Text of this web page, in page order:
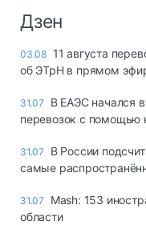
Дзен
03.08 11 августа
об ЭТрН в прямом
31.07
В ЕАЭС начался
перевозок с помощью
31.07
В России
самые
31.07
Mash: 153
области